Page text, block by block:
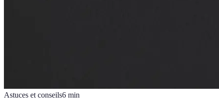
Astuces et conseils6 min